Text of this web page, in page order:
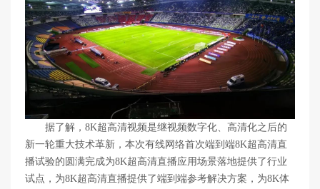
据了解，8K超高清视频是继视频数字化、高清化之后的
新一轮重大技术革新，本次有线网络首次端到端8K超高清直
播试验的圆满完成为8K超高清直播应用场景落地提供了行业
试点，为8K超高清直播提供了端到端参考解决方案，为8K体